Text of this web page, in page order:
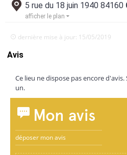
5 rue du 18 juin 1940 84160
afficher le plan
dernière mise à jour: 15/05/2019
Avis
Ce lieu ne dispose pas encore
un.
Mon avis
déposer mon avis